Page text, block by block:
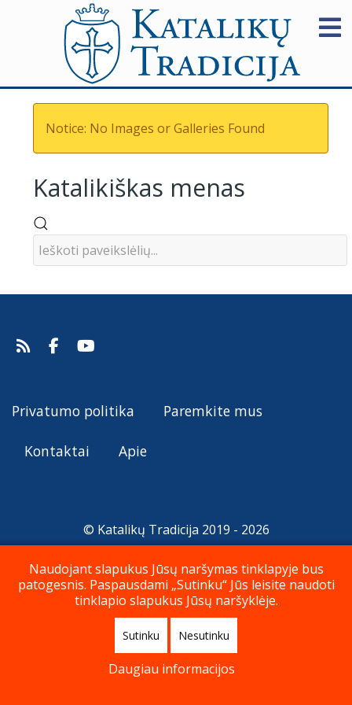
Notice: No Images or Galleries Found
Katalikiškas menas
Privatumo politika Paremkite mus
Kontaktai Apie
© Katalikų Tradicija 2019 - 2026
Į viršų
Naudojant slapukus Jūsų naršymas tinklapyje bus
patogesnis. Paspausdami „Sutinku“ Jūs leisite naudoti
tinklapio slapukus Jūsų naršyklėje.
Sutinku Nesutinku
Daugiau informacijos